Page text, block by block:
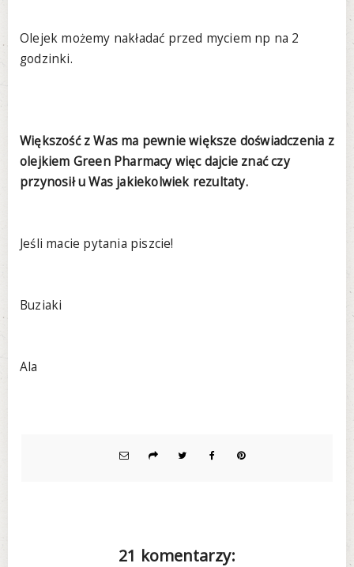
Olejek możemy nakładać przed myciem np na 2
godzinki.
Większość z Was ma pewnie większe doświadczenia z
olejkiem Green Pharmacy więc dajcie znać czy
przynosił u Was jakiekolwiek rezultaty.
Jeśli macie pytania piszcie!
Buziaki
Ala
21 komentarzy: